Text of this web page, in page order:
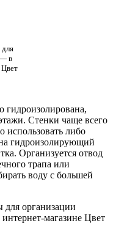
гидроизолирована,
Стенки чаще всего
либо
гидроизолирующий
Организуется отвод
трапа или
воду с большей
для организации
магазине Цвет